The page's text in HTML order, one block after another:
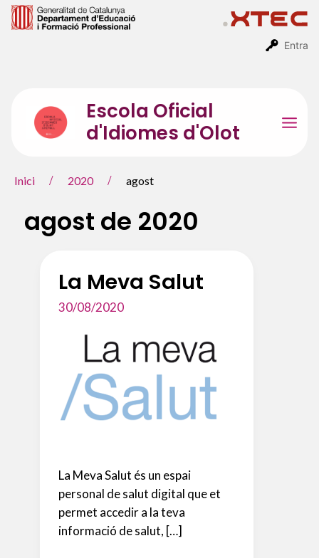
Entra
Vés
Escola Oficial
d'Idiomes d'Olot
Inici 2020 agost
agost de 2020
La Meva Salut
30/08/2020
La Meva Salut és un espai
personal de salut digital que et
permet accedir a la teva
informació de salut, […]